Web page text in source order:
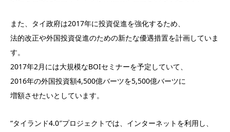
また、タイ政府は2017年に投資促進を強化するため、
法的改正や外国投資促進のための新たな優遇措置を計画していま
す。
2017年2月には大規模なBOIセミナーを予定していて、
2016年の外国投資額4,500億バーツを5,500億バーツに
増額させたいとしています。
“タイランド4.0″プロジェクトでは、インターネットを利用し、